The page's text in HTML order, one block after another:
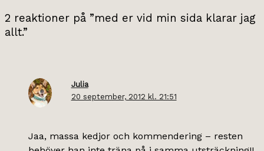
2 reaktioner på ”med er vid min sida klarar jag
allt.”
Julia
20 september, 2012 kl. 21:51
Jaa, massa kedjor och kommendering – resten